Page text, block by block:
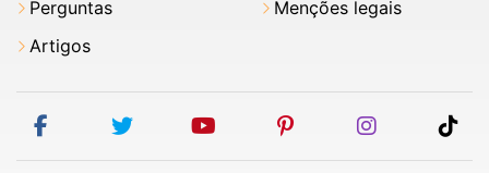
Perguntas
Artigos
Menções legais
facebooktwitter youtubepinterestinstagram